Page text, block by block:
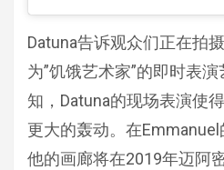
Datuna告诉观众们正在拍
为”饥饿艺术家”的即时表
知，Datuna的现场表演使
更大的轰动。在Emmanuel
他的画廊将在2019年迈阿